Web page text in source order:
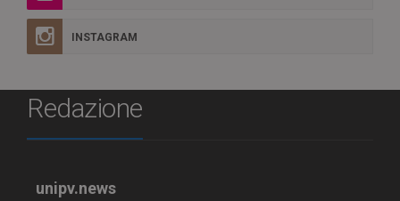
INSTAGRAM
Redazione
unipv.news